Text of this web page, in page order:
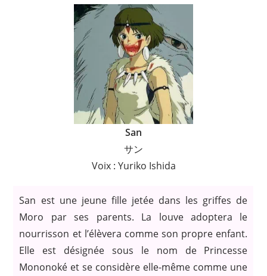
San
サン
Voix : Yuriko Ishida
San est une jeune fille jetée dans les griffes de
Moro par ses parents. La louve adoptera le
nourrisson et l’élèvera comme son propre enfant.
Elle est désignée sous le nom de Princesse
Mononoké et se considère elle-même comme une